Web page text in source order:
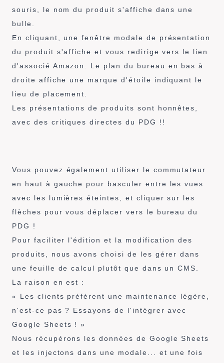
souris, le nom du produit s'affiche dans une
bulle.
En cliquant, une fenêtre modale de présentation
du produit s'affiche et vous redirige vers le lien
d'associé Amazon. Le plan du bureau en bas à
droite affiche une marque d'étoile indiquant le
lieu de placement.
Les présentations de produits sont honnêtes,
avec des critiques directes du PDG !!
Vous pouvez également utiliser le commutateur
en haut à gauche pour basculer entre les vues
avec les lumières éteintes, et cliquer sur les
flèches pour vous déplacer vers le bureau du
PDG !
Pour faciliter l'édition et la modification des
produits, nous avons choisi de les gérer dans
une feuille de calcul plutôt que dans un CMS.
La raison en est :
« Les clients préfèrent une maintenance légère,
n'est-ce pas ? Essayons de l'intégrer avec
Google Sheets ! »
Nous récupérons les données de Google Sheets
et les injectons dans une modale... et une fois